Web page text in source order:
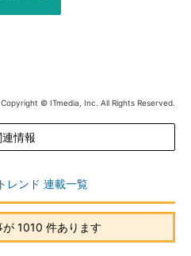
Copyright © ITmedia, Inc. All Rights Reserved.
連情報
ンド 連載一覧
1010 件あります